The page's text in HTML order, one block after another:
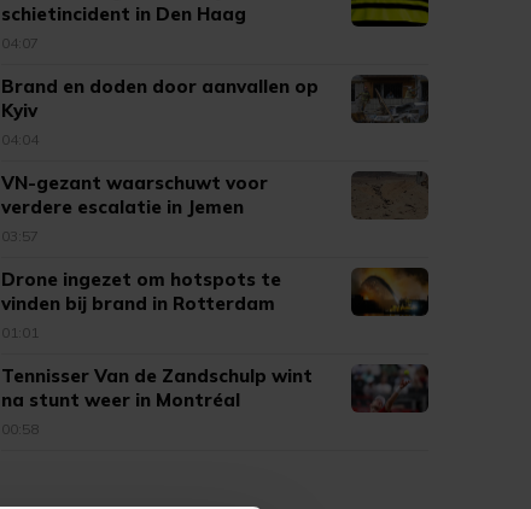
schietincident in Den Haag
04:07
Brand en doden door aanvallen op
Kyiv
04:04
VN-gezant waarschuwt voor
verdere escalatie in Jemen
03:57
Drone ingezet om hotspots te
vinden bij brand in Rotterdam
01:01
Tennisser Van de Zandschulp wint
na stunt weer in Montréal
00:58